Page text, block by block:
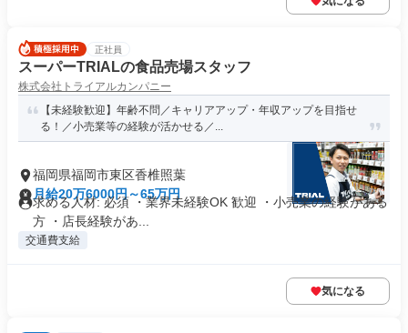
正社員
スーパーTRIALの食品売場スタッフ
株式会社トライアルカンパニー
【未経験歓迎】年齢不問／キャリアアップ・年収アップを目指せ
る！／小売業等の経験が活かせる／...
福岡県福岡市東区香椎照葉
月給20万6000円～65万円
求める人材: 必須 ・業界未経験OK 歓迎 ・小売業の経験がある
方 ・店長経験があ...
交通費支給
気になる